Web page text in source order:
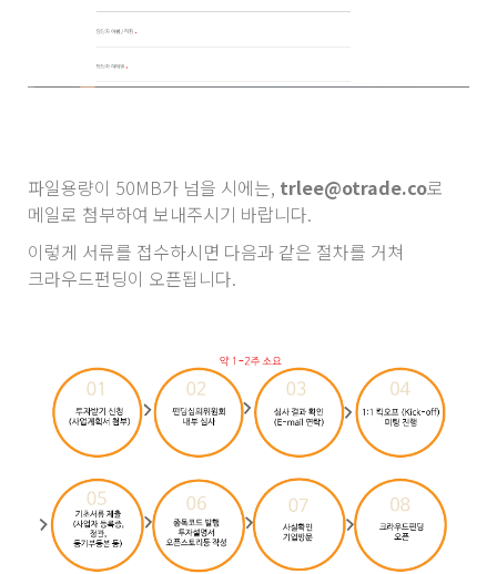
파일용량이 50MB가 넘을 시에는, trlee@otrade.co로
메일로 첨부하여 보내주시기 바랍니다.
이렇게 서류를 접수하시면 다음과 같은 절차를 거쳐
크라우드펀딩이 오픈됩니다.